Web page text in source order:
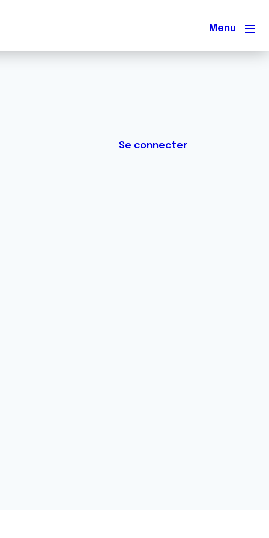
Menu
Se connecter